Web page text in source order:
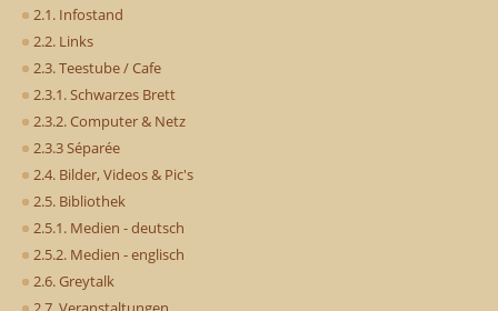
2.1. Infostand
2.2. Links
2.3. Teestube / Cafe
2.3.1. Schwarzes Brett
2.3.2. Computer & Netz
2.3.3 Séparée
2.4. Bilder, Videos & Pic's
2.5. Bibliothek
2.5.1. Medien - deutsch
2.5.2. Medien - englisch
2.6. Greytalk